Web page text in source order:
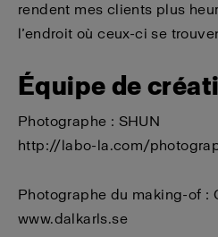
rendent mes clients plus
l’endroit où ceux-ci se
Équipe de
Photographe : SHUN
http://labo-la.com/
Photographe du making-of :
www.dalkarls.se